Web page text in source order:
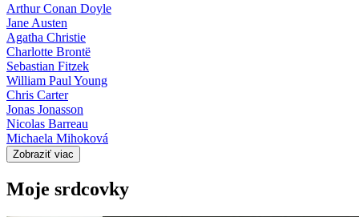
Arthur Conan Doyle
Jane Austen
Agatha Christie
Charlotte Brontë
Sebastian Fitzek
William Paul Young
Chris Carter
Jonas Jonasson
Nicolas Barreau
Michaela Mihoková
Zobraziť viac
Moje srdcovky